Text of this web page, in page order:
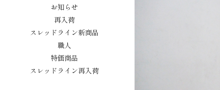
お知らせ
再入荷
スレッドライン新商品
職人
特価商品
スレッドライン再入荷